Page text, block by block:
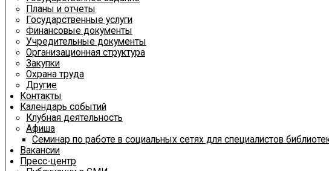
Планы и отчеты
Государственные услуги
Финансовые документы
Учредительные документы
Организационная структура
Закупки
Охрана труда
Другие
Контакты
Календарь событий
Клубная деятельность
Афиша
Семинар по работе в социальных сетях для специалистов
Вакансии
Пресс-центр